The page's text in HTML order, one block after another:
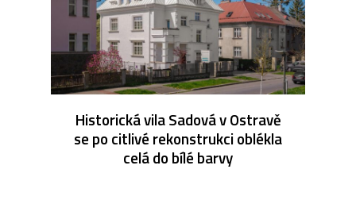
Historická vila Sadová v Ostravě
se po citlivé rekonstrukci oblékla
celá do bílé barvy